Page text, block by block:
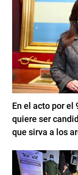
En el acto por
quiere ser
que sirva a los